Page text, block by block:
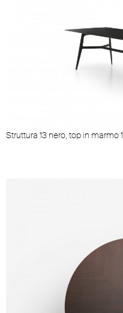
Struttura 13 nero, top in marmo